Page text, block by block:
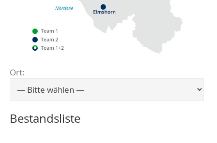
Eckernförde
Heikendorf
Kronshagen
Ort:
Wählen Sie einen Ort, um zur entsprechenden Seite
Bestandsliste